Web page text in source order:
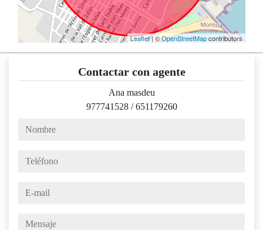
Leaflet| ©OpenStreetMapcontributors
Contactar con agente
Ana masdeu
977741528 /651179260
nombre
teléfono
e-mail
mensaje